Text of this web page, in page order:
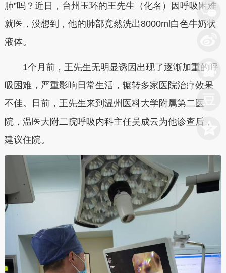
肺”吗？近日，台州玉环的王先生（化名）因呼吸困难
就医，没想到，他的肺部竟然洗出8000ml白色牛奶状
液体。
1个月前，王先生无明显诱因出现了逐渐加重的呼
吸困难，严重影响日常生活，辗转多家医院治疗效果
不佳。日前，王先生来到温州医科大学附属第二医
院，温医大附二院呼吸内科主任吴成云为他诊查后，
建议住院。